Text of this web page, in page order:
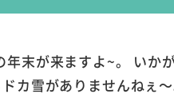
末が来ますよ~。 いか
るドカ雪がありませ